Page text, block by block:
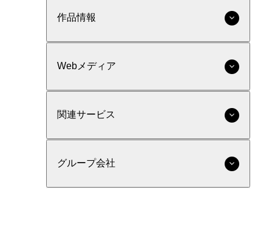
作品情報
Webメディア
関連サービス
グループ会社